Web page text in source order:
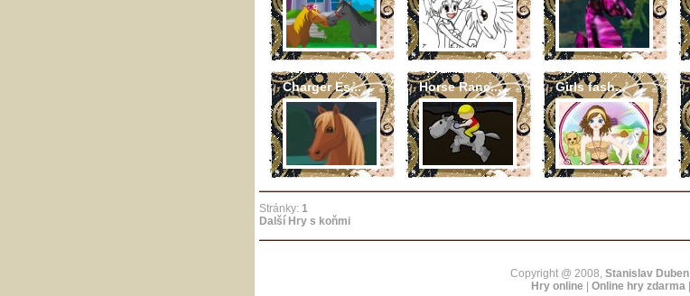
Charger Es... Horse Ranc... Girls fash...
Stránky: 1
Další Hry s koňmi
Copyright @ 2008, Stanislav Duben
Hry online
Online hry zdarma